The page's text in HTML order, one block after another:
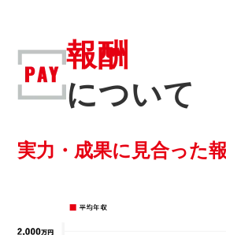
報酬
について
実力・成果に見合った